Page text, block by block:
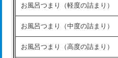
交換・取付(単水栓（壁付・デッキ
式）)
交換・取付(混合水栓（壁付・デ
式・ワンホール）)
お風呂つまり（軽度の詰まり）
お風呂つまり（中度の詰まり）
お風呂つまり（高度の詰まり）